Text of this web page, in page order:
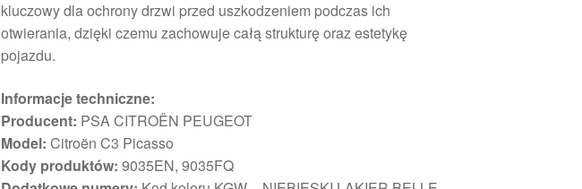
kluczowy dla ochrony drzwi przed uszkodzeniem podczas ich
otwierania, dzięki czemu zachowuje całą strukturę oraz estetykę
pojazdu.
Informacje techniczne:
Producent: PSA CITROËN PEUGEOT
Model: Citroën C3 Picasso
Kody produktów: 9035EN, 9035FQ